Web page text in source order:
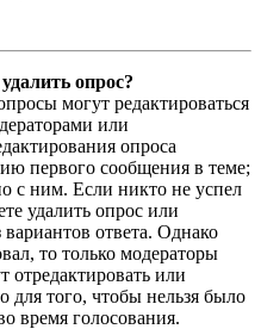
опрос?
могут редактироваться
или
опроса
первого сообщения в теме;
с ним. Если никто не успел
удалить опрос или
ответа. Однако
то только модераторы
отредактировать или
для того, чтобы нельзя было
время голосования.